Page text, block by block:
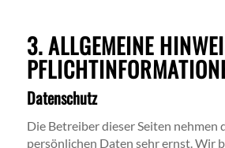
3. ALLGEMEINE
Datenschutz
Die Betreiber dieser Seiten nehmen
persönlichen Daten sehr ernst. Wir